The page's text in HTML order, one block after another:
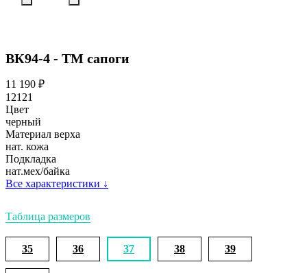
ВК94-4 - ТМ сапоги
11 190 ₽
12121
Цвет
черный
Материал верха
нат. кожа
Подкладка
нат.мех/байка
Все характеристики ↓
Таблица размеров
35 36 37 38 39